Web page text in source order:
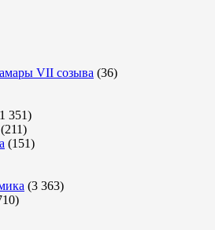
VII созыва (36)
351)
(211)
(151)
(3 363)